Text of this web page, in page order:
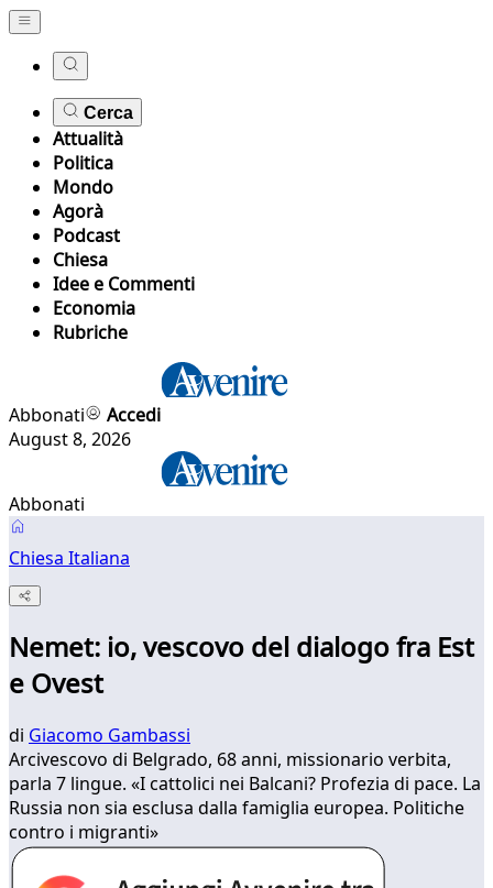
Cerca
Attualità
Politica
Mondo
Agorà
Podcast
Chiesa
Idee e Commenti
Economia
Rubriche
Abbonati
Accedi
August 8, 2026
Abbonati
Chiesa Italiana
Nemet: io, vescovo del dialogo fra Est
e Ovest
di Giacomo Gambassi
Arcivescovo di Belgrado, 68 anni, missionario verbita,
parla 7 lingue. «I cattolici nei Balcani? Profezia di pace. La
Russia non sia esclusa dalla famiglia europea. Politiche
contro i migranti»